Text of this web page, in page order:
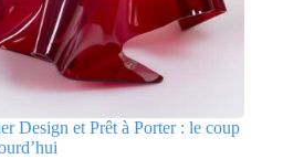
Design et Prêt à Porter : le coup